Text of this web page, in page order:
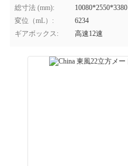
総寸法 (mm):
10080*2550*3380
変位（mL）:
6234
ギアボックス:
高速12速